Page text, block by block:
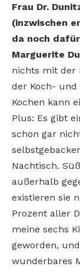
Frau Dr.
(inzwischen
da noch
Marguerite
nichts mit der
der Koch- und
Kochen kann
Plus: Es gibt
schon gar
Nachtisch.
außerhalb
existieren sie
Prozent aller
meine sechs
geworden,
wunderbares